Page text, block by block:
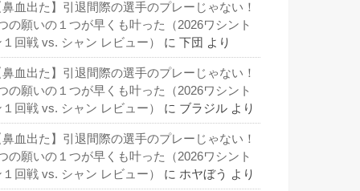
鼻血出た】引退間際の選手のプレーじゃない！
の願いの１つが早くも叶った（2026ワシント
１回戦 vs. シャン レビュー）
に 下団 より
鼻血出た】引退間際の選手のプレーじゃない！
の願いの１つが早くも叶った（2026ワシント
１回戦 vs. シャン レビュー）
に ブラジル より
鼻血出た】引退間際の選手のプレーじゃない！
の願いの１つが早くも叶った（2026ワシント
１回戦 vs. シャン レビュー）
に ホヤぼう より